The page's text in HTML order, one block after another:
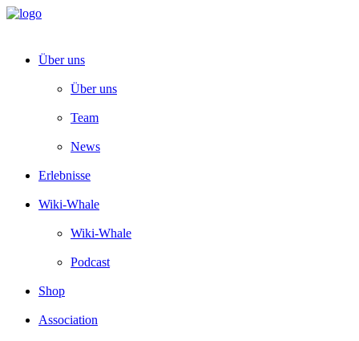
Über uns
Über uns
Team
News
Erlebnisse
Wiki-Whale
Wiki-Whale
Podcast
Shop
Association